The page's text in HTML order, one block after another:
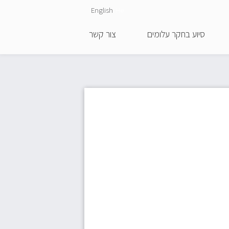
סיוע בחקר עלומים צור קשר
English